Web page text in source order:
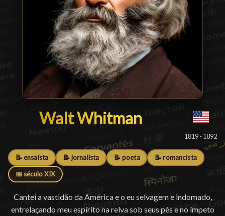
Walt Whitman
Walt Whitman█
1819 - 1892
📝 ensaísta 📝 jornalista 📝 poeta 📝 romancista
📅 século XIX
Cantei a vastidão da América e o eu selvagem e indomado,
entrelaçando meu espírito na relva sob seus pés e no ímpeto